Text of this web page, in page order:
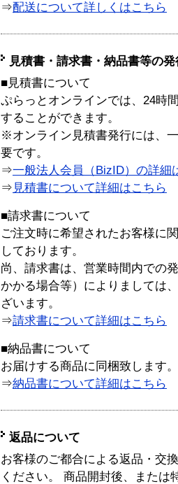
⇒配送について詳しくはこちら
見積書・請求書・納品書等の
■見積書について
ぷらっとオンラインでは、24時
することができます。
※オンライン見積書発行には、
要です。
⇒一般法人会員（BizID）の詳細
⇒ 見積書について詳細はこちら
■請求書について
ご注文時に希望されたお客様に
しております。
尚、請求書は、営業時間内での
かかる場合等）によりましては
ざいます。
⇒請求書について詳細はこちら
■納品書について
お届けする商品に同梱致します。
⇒納品書について詳細はこちら
返品について
お客様のご都合による返品・交
ください。 商品開封後、または